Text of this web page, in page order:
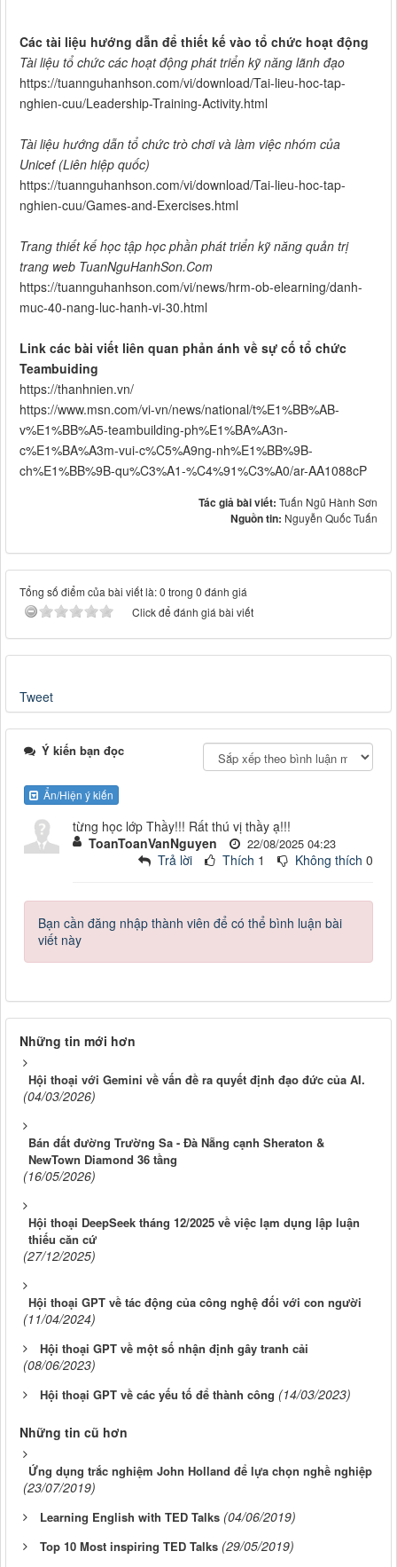
Các tài liệu hướng dẫn để thiết kế vào tổ chức hoạt động
Tài liệu tổ chức các hoạt động phát triển kỹ năng lãnh đạo
https://tuannguhanhson.com/vi/download/Tai-lieu-hoc-tap-
nghien-cuu/Leadership-Training-Activity.html
Tài liệu hướng dẫn tổ chức trò chơi và làm việc nhóm của
Unicef (Liên hiệp quốc)
https://tuannguhanhson.com/vi/download/Tai-lieu-hoc-tap-
nghien-cuu/Games-and-Exercises.html
Trang thiết kế học tập học phần phát triển kỹ năng quản trị
trang web TuanNguHanhSon.Com
https://tuannguhanhson.com/vi/news/hrm-ob-elearning/danh-
muc-40-nang-luc-hanh-vi-30.html
Link các bài viết liên quan phản ánh về sự cố tổ chức
Teambuiding
https://thanhnien.vn/
https://www.msn.com/vi-vn/news/national/t%E1%BB%AB-
v%E1%BB%A5-teambuilding-ph%E1%BA%A3n-
c%E1%BA%A3m-vui-c%C5%A9ng-nh%E1%BB%9B-
ch%E1%BB%9B-qu%C3%A1-%C4%91%C3%A0/ar-AA1088cP
Tác giả bài viết: Tuấn Ngũ Hành Sơn
Nguồn tin: Nguyễn Quốc Tuấn
Tổng số điểm của bài viết là: 0 trong 0 đánh giá
Click để đánh giá bài viết
Tweet
Ý kiến bạn đọc
Ẩn/Hiện ý kiến
từng học lớp Thầy!!! Rất thú vị thầy ạ!!!
ToanToanVanNguyen
Trả lời
Thích 1 Không thích 0
22/08/2025 04:23
Bạn cần đăng nhập thành viên để có thể bình luận bài
viết này
Những tin mới hơn
Hội thoại với Gemini về vấn đề ra quyết định đạo đức của AI.
(04/03/2026)
Bán đất đường Trường Sa - Đà Nẵng cạnh Sheraton &
NewTown Diamond 36 tầng
(16/05/2026)
Hội thoại DeepSeek tháng 12/2025 về việc lạm dụng lập luận
thiếu căn cứ
(27/12/2025)
Hội thoại GPT về tác động của công nghệ đối với con người
(11/04/2024)
Hội thoại GPT về một số nhận định gây tranh cải
(08/06/2023)
Hội thoại GPT về các yếu tố để thành công (14/03/2023)
Những tin cũ hơn
Ứng dụng trắc nghiệm John Holland để lựa chọn nghề nghiệp
(23/07/2019)
Learning English with TED Talks (04/06/2019)
Top 10 Most inspiring TED Talks (29/05/2019)